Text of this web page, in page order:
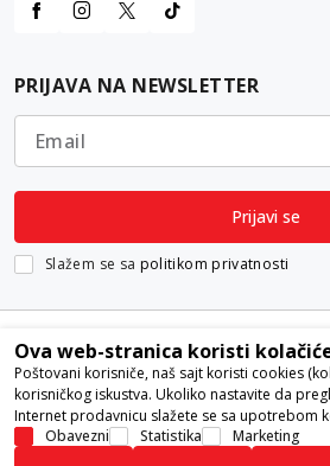
PRIJAVA NA NEWSLETTER
Email
Prijavi se
Slažem se sa politikom privatnosti
Nastojimo da budemo što precizniji u opisu
samih cena, ali ne možemo garantovati da su
Ova web-stranica koristi
Poštovani korisniče, naš sajt koristi cookies
korisničkog iskustva. Ukoliko nastavite da
Internet prodavnicu slažete se sa upotrebom
Obavezni
Statistika
Marketing